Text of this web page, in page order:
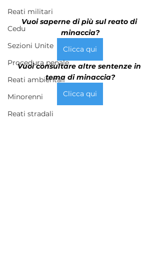
Reati militari
Cedu
Sezioni Unite
Procedura penale
Reati ambientali
Minorenni
Reati stradali
Vuoi saperne di più sul reato di
minaccia?
Clicca qui
Vuoi consultare altre sentenze in
tema di minaccia?
Clicca qui